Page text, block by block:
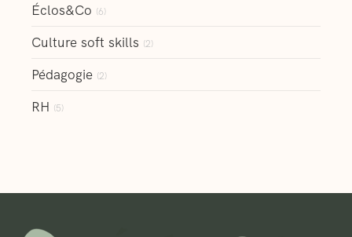
Éclos&Co (6)
Culture soft skills (2)
Pédagogie (2)
RH (5)